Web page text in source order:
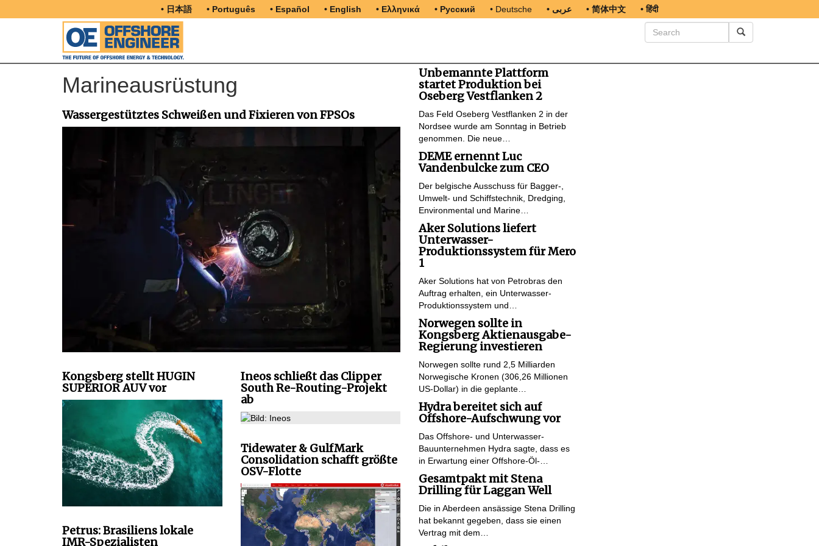
• 日本語 • Português • Español • English • Ελληνικά • Русский • Deutsche • عربى • 简体中文 • हिंदी
Marineausrüstung
Wassergestütztes Schweißen und Fixieren von FPSOs
Kongsberg stellt HUGIN
SUPERIOR AUV vor
Petrus: Brasiliens lokale
IMR-Spezialisten
Ineos schließt das Clipper
South Re-Routing-Projekt
ab
Tidewater & GulfMark
Consolidation schafft größte
OSV-Flotte
Unbemannte Plattform
startet Produktion bei
Oseberg Vestflanken 2
Das Feld Oseberg Vestflanken 2 in der
Nordsee wurde am Sonntag in Betrieb
genommen. Die neue…
DEME ernennt Luc
Vandenbulcke zum CEO
Der belgische Ausschuss für Bagger-,
Umwelt- und Schiffstechnik, Dredging,
Environmental und Marine…
Aker Solutions liefert
Unterwasser-
Produktionssystem für Mero
1
Aker Solutions hat von Petrobras den
Auftrag erhalten, ein Unterwasser-
Produktionssystem und…
Norwegen sollte in
Kongsberg Aktienausgabe-
Regierung investieren
Norwegen sollte rund 2,5 Milliarden
Norwegische Kronen (306,26 Millionen
US-Dollar) in die geplante…
Hydra bereitet sich auf
Offshore-Aufschwung vor
Das Offshore- und Unterwasser-
Bauunternehmen Hydra sagte, dass es
in Erwartung einer Offshore-Öl-…
Gesamtpakt mit Stena
Drilling für Laggan Well
Die in Aberdeen ansässige Stena Drilling
hat bekannt gegeben, dass sie einen
Vertrag mit dem…